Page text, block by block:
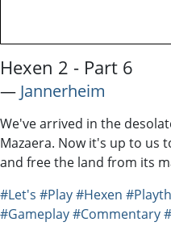
Hexen 2 - Part 6
― Jannerheim
We've arrived in the
Mazaera. Now it's up to us
and free the land from its
#Let's #Play#Hexen
#Gameplay#Commentary